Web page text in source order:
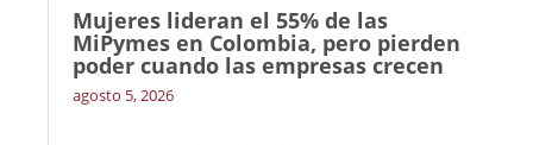
Mujeres lideran el 55% de las
MiPymes en Colombia, pero pierden
poder cuando las empresas crecen
agosto 5, 2026